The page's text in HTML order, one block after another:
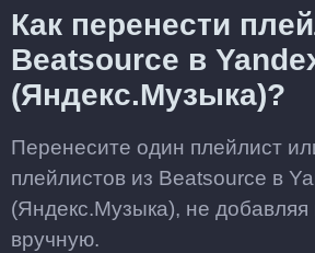
Как перенести
Beatsource в
(Яндекс.Музыка)?
Перенесите один плейлист
плейлистов из Beatsource в
(Яндекс.Музыка), не добавляя
вручную.